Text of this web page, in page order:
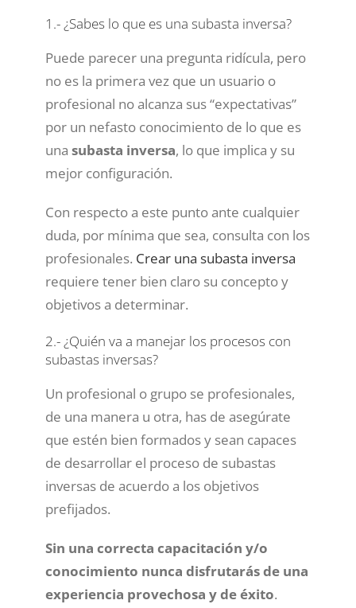
1.- ¿Sabes lo que es una subasta inversa?
Puede parecer una pregunta ridícula, pero
no es la primera vez que un usuario o
profesional no alcanza sus “expectativas”
por un nefasto conocimiento de lo que es
una subasta inversa, lo que implica y su
mejor configuración.
Con respecto a este punto ante cualquier
duda, por mínima que sea, consulta con los
profesionales. Crear una subasta inversa
requiere tener bien claro su concepto y
objetivos a determinar.
2.- ¿Quién va a manejar los procesos con
subastas inversas?
Un profesional o grupo se profesionales,
de una manera u otra, has de asegúrate
que estén bien formados y sean capaces
de desarrollar el proceso de subastas
inversas de acuerdo a los objetivos
prefijados.
Sin una correcta capacitación y/o
conocimiento nunca disfrutarás de una
experiencia provechosa y de éxito.